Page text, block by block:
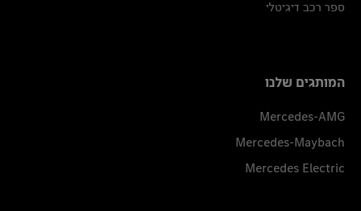
ספר רכב דיגיטלי
המותגים שלנו
Mercedes-AMG
Mercedes-Maybach
Mercedes Electric